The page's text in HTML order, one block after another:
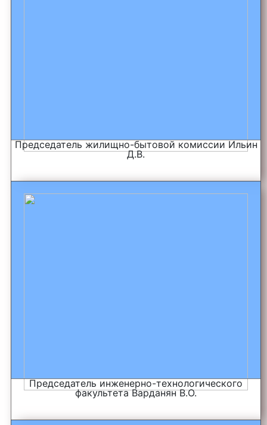
Председатель жилищно-бытовой комиссии Ильин
Д.В.
Председатель инженерно-технологического
факультета Варданян В.О.